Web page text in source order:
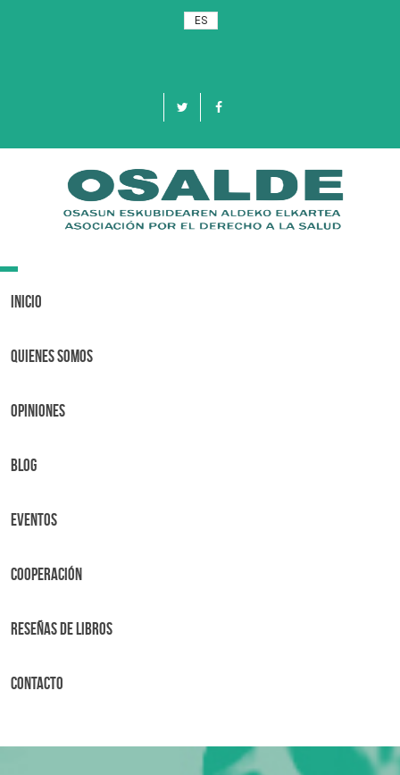
ES
Toggle
Inicio
Quienes Somos
OPINIONES
BLOG
Eventos
Cooperación
Reseñas de libros
Contacto